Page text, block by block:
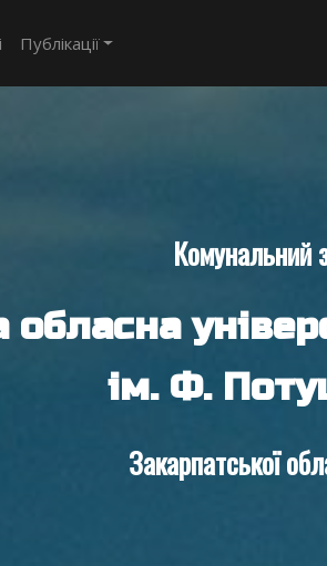
Публікації
Комунальний
ім. Ф.
Закарпатської